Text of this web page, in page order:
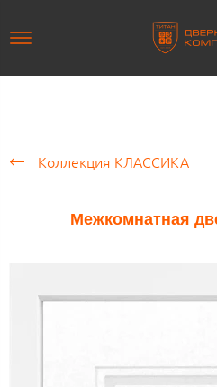
Коллекция КЛАССИКА
Межкомнатная